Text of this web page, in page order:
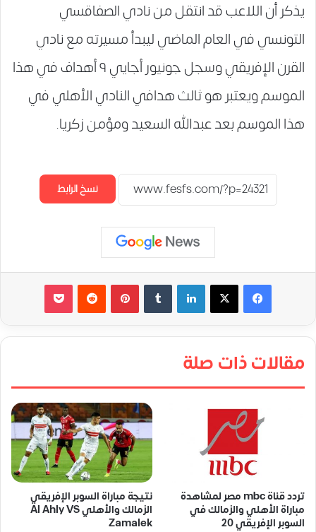
يذكر أن اللاعب قد انتقل من نادي الصفاقسي
التونسي في العام الماضي ليبدأ مسيرته مع نادي
القرن الإفريقي وسجل جونيور أجايي ٩ أهداف في هذا
الموسم ويعتبر هو ثالث هدافي النادي الأهلي في
هذا الموسم بعد عبدالله السعيد ومؤمن زكريا.
نسخ الرابط
لينكدإن بينتيريست
مقالات ذات صلة
تردد قناة mbc مصر لمشاهدة
مباراة الأهلي والزمالك في
السوبر الإفريقي 20
نتيجة مباراة السوبر الإفريقي
الزمالك والأهلي Al Ahly VS
Zamalek